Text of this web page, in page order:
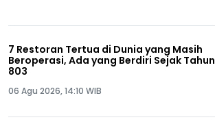
7 Restoran Tertua di Dunia yang Masih
Beroperasi, Ada yang Berdiri Sejak Tahun
803
06 Agu 2026, 14:10 WIB